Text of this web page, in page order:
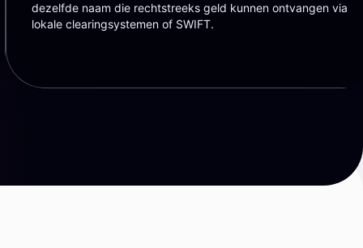
dezelfde naam die rechtstreeks geld kunnen ontvangen via
lokale clearingsystemen of SWIFT.